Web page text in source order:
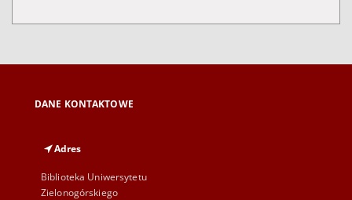
DANE KONTAKTOWE
Adres
Biblioteka Uniwersytetu
Zielonogórskiego